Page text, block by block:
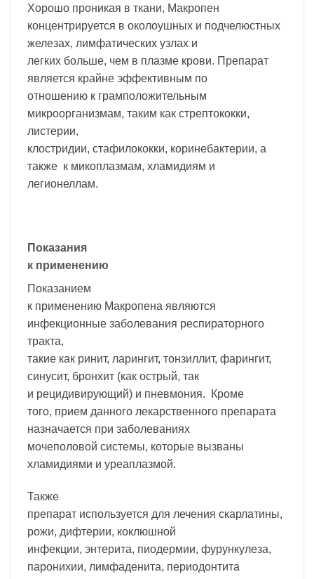
Хорошо проникая в ткани, Макропен
концентрируется в околоушных и подчелюстных
железах, лимфатических узлах и
легких больше, чем в плазме крови. Препарат
является крайне эффективным по
отношению к грамположительным
микроорганизмам, таким как стрептококки,
листерии,
клостридии, стафилококки, коринебактерии, а
также к микоплазмам, хламидиям и
легионеллам.
Показания
к применению
Показанием
к применению Макропена являются
инфекционные заболевания респираторного
тракта,
такие как ринит, ларингит, тонзиллит, фарингит,
синусит, бронхит (как острый, так
и рецидивирующий) и пневмония. Кроме
того, прием данного лекарственного препарата
назначается при заболеваниях
мочеполовой системы, которые вызваны
хламидиями и уреаплазмой.
Также
препарат используется для лечения скарлатины,
рожи, дифтерии, коклюшной
инфекции, энтерита, пиодермии, фурункулеза,
паронихии, лимфаденита, периодонтита